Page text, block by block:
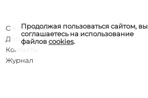
Продолжая пользоваться сайтом, вы
соглашаетесь на использование
файловcookies.
О компании
Добавить объект
Контакты
Журнал